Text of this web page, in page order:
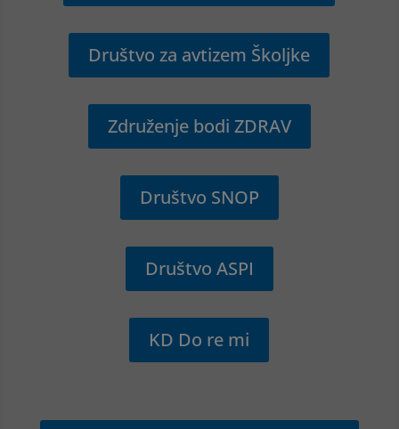
Društvo za avtizem Školjke
Združenje bodi ZDRAV
Društvo SNOP
Društvo ASPI
KD Do re mi